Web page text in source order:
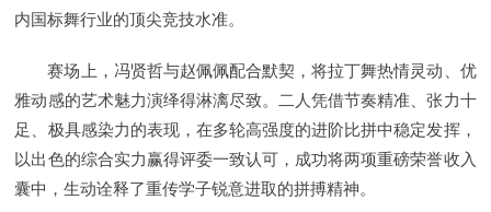
内国标舞行业的顶尖竞技水准。
赛场上，冯贤哲与赵佩佩配合默契，将拉丁舞热情灵动、优
雅动感的艺术魅力演绎得淋漓尽致。二人凭借节奏精准、张力十
足、极具感染力的表现，在多轮高强度的进阶比拼中稳定发挥，
以出色的综合实力赢得评委一致认可，成功将两项重磅荣誉收入
囊中，生动诠释了重传学子锐意进取的拼搏精神。